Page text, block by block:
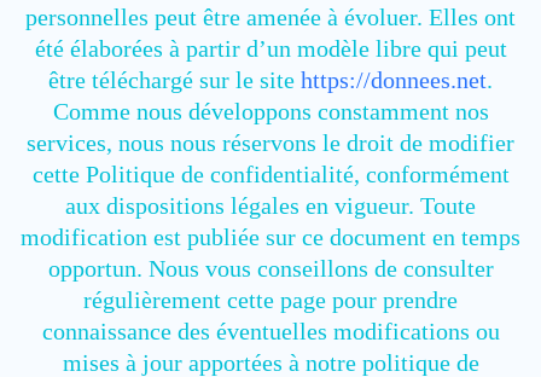
personnelles peut être amenée à évoluer. Elles ont
été élaborées à partir d’un modèle libre qui peut
être téléchargé sur le site https://donnees.net.
Comme nous développons constamment nos
services, nous nous réservons le droit de modifier
cette Politique de confidentialité, conformément
aux dispositions légales en vigueur. Toute
modification est publiée sur ce document en temps
opportun. Nous vous conseillons de consulter
régulièrement cette page pour prendre
connaissance des éventuelles modifications ou
mises à jour apportées à notre politique de